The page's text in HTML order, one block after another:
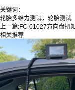
关键词：
轮胎多维力测试，轮胎测试
上一篇:FC-01027方向盘扭
相关推荐